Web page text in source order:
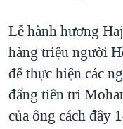
Lễ hành hương
hàng triệu người
để thực hiện các
đấng tiên tri
của ông cách đây